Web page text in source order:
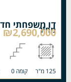
דו משפחתי
מחיר
₪2,690,000
125 מ"ר קומה 0